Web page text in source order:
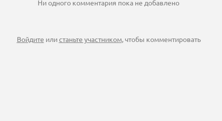
Ни одного комментария пока не добавлено
Войдите илистаньте участником, чтобы комментировать